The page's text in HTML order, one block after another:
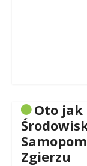
Oto jak
Zgierzu